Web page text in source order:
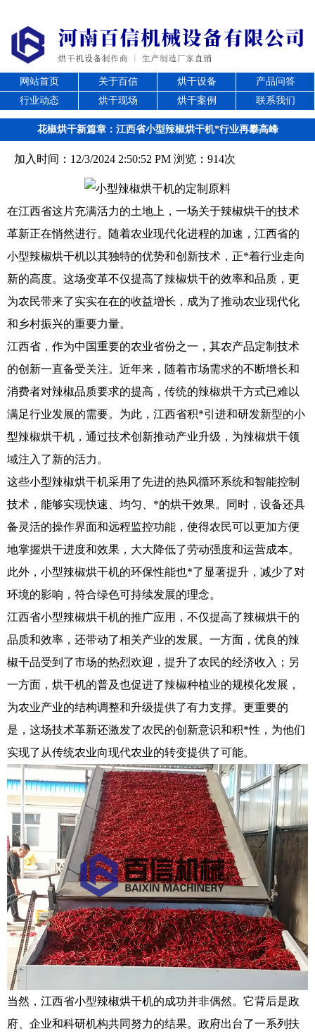
网站首页 关于百信 烘干设备
产品问答
行业动态
烘干现场 烘干案例 联系我们
花椒烘干新篇章：江西省小型辣椒烘干机*行业再攀高峰
加入时间：12/3/2024 2:50:52 PM 浏览：914次
在江西省这片充满活力的土地上，一场关于辣椒烘干的技术
革新正在悄然进行。随着农业现代化进程的加速，江西省的
小型辣椒烘干机以其独特的优势和创新技术，正*着行业走向
新的高度。这场变革不仅提高了辣椒烘干的效率和品质，更
为农民带来了实实在在的收益增长，成为了推动农业现代化
和乡村振兴的重要力量。
江西省，作为中国重要的农业省份之一，其农产品定制技术
的创新一直备受关注。近年来，随着市场需求的不断增长和
消费者对辣椒品质要求的提高，传统的辣椒烘干方式已难以
满足行业发展的需要。为此，江西省积*引进和研发新型的小
型辣椒烘干机，通过技术创新推动产业升级，为辣椒烘干领
域注入了新的活力。
这些小型辣椒烘干机采用了先进的热风循环系统和智能控制
技术，能够实现快速、均匀、*的烘干效果。同时，设备还具
备灵活的操作界面和远程监控功能，使得农民可以更加方便
地掌握烘干进度和效果，大大降低了劳动强度和运营成本。
此外，小型辣椒烘干机的环保性能也*了显著提升，减少了对
环境的影响，符合绿色可持续发展的理念。
江西省小型辣椒烘干机的推广应用，不仅提高了辣椒烘干的
品质和效率，还带动了相关产业的发展。一方面，优良的辣
椒干品受到了市场的热烈欢迎，提升了农民的经济收入；另
一方面，烘干机的普及也促进了辣椒种植业的规模化发展，
为农业产业的结构调整和升级提供了有力支撑。更重要的
是，这场技术革新还激发了农民的创新意识和积*性，为他们
实现了从传统农业向现代农业的转变提供了可能。
当然，江西省小型辣椒烘干机的成功并非偶然。它背后是政
府、企业和科研机构共同努力的结果。政府出台了一系列扶